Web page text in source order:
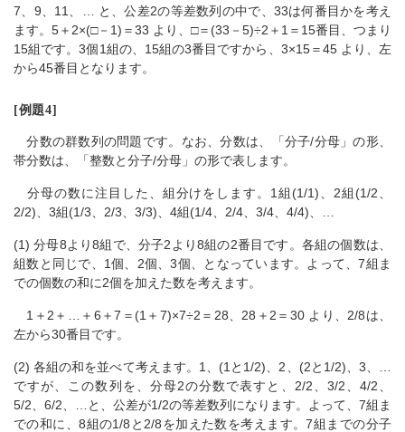
7、9、11、… と、公差2の等差数列の中で、33は何番目かを考え
ます。5＋2×(□－1)＝33 より、□＝(33－5)÷2＋1＝15番目、つまり
15組です。3個1組の、15組の3番目ですから、3×15＝45 より、左
から45番目となります。
[例題4]
分数の群数列の問題です。なお、分数は、「分子/分母」の形、
帯分数は、「整数と分子/分母」の形で表します。
分母の数に注目した、組分けをします。1組(1/1)、2組(1/2、
2/2)、3組(1/3、2/3、3/3)、4組(1/4、2/4、3/4、4/4)、…
(1) 分母8より8組で、分子2より8組の2番目です。各組の個数は、
組数と同じで、1個、2個、3個、となっています。よって、7組ま
での個数の和に2個を加えた数を考えます。
1＋2＋…＋6＋7＝(1＋7)×7÷2＝28、28＋2＝30 より、2/8は、
左から30番目です。
(2) 各組の和を並べて考えます。1、(1と1/2)、2、(2と1/2)、3、…
ですが、この数列を、分母2の分数で表すと、2/2、3/2、4/2、
5/2、6/2、…と、公差が1/2の等差数列になります。よって、7組ま
での和に、8組の1/8と2/8を加えた数を考えます。7組までの分子